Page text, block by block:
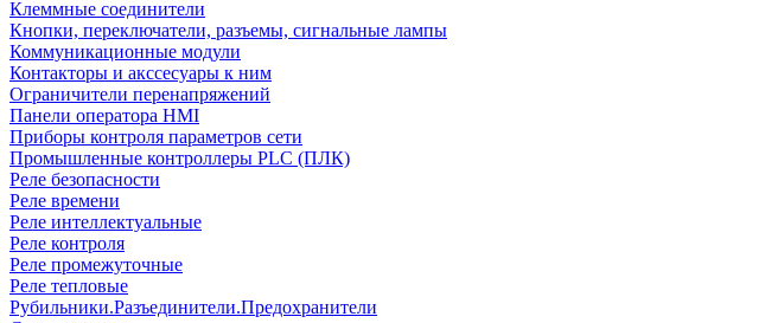
Клеммные соединители
Кнопки, переключатели, разъемы, сигнальные лампы
Коммуникационные модули
Контакторы и акссесуары к ним
Ограничители перенапряжений
Панели оператора HMI
Приборы контроля параметров сети
Промышленные контроллеры PLC (ПЛК)
Реле безопасности
Реле времени
Реле интеллектуальные
Реле контроля
Реле промежуточные
Реле тепловые
Рубильники.Разъединители.Предохранители